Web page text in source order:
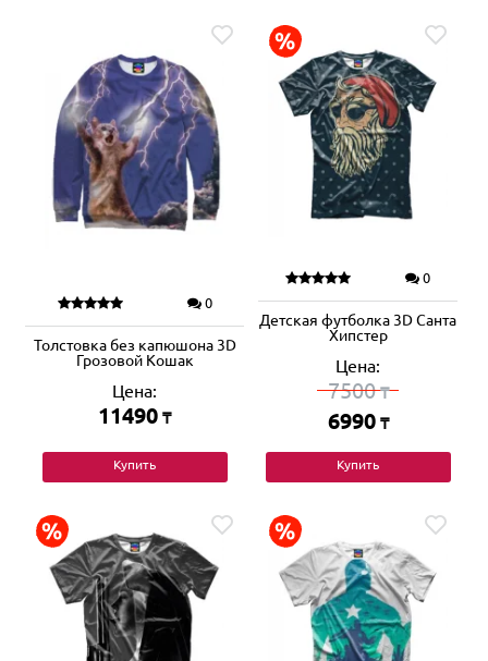
0
Толстовка без капюшона 3D
Грозовой Кошак
Цена:
11490 ₸
Купить
0
Детская футболка 3D Санта
Хипстер
Цена:
7500₸
6990 ₸
Купить